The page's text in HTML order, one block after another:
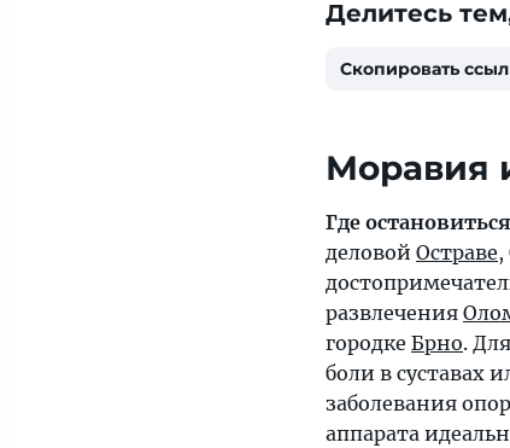
Делитесь
Скопировать
Моравия
Где
деловой Остраве,
развлечения
городке Брно.
боли в суставах
заболевания
аппарата